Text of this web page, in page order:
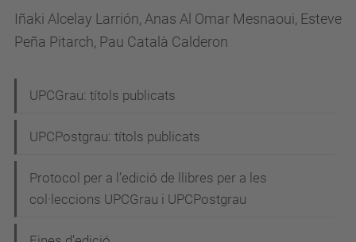
Iñaki Alcelay Larrión, Anas Al Omar Mesnaoui, Esteve
Peña Pitarch, Pau Català Calderon
a
v
a
UPCGrau: títols publicats
UPCPostgrau: títols publicats
Protocol per a l’edició de llibres per a les
col·leccions UPCGrau i UPCPostgrau